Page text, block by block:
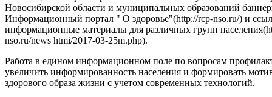
Новосибирской области и муниципальных образований
Информационный портал " О здоровье"(http://rcp-nso.ru/) и
информационные материалы для различных групп
nso.ru/news htmi/2017-03-25m.php).
Работа в едином информационном поле по вопросам
увеличить информированность населения и формировать
здорового образа жизни с учетом современных технологий.